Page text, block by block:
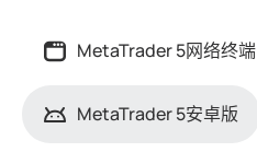
MetaTrader 5网络终端
MetaTrader 5安卓版